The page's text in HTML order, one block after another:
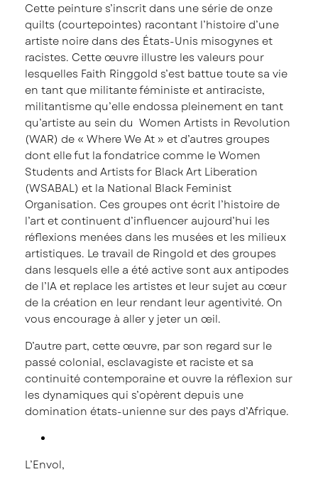
Cette peinture s’inscrit dans une série de onze
quilts (courtepointes) racontant l’histoire d’une
artiste noire dans des États-Unis misogynes et
racistes. Cette œuvre illustre les valeurs pour
lesquelles Faith Ringgold s’est battue toute sa vie
en tant que militante féministe et antiraciste,
militantisme qu’elle endossa pleinement en tant
qu’artiste au sein du Women Artists in Revolution
(WAR) de « Where We At » et d’autres groupes
dont elle fut la fondatrice comme le Women
Students and Artists for Black Art Liberation
(WSABAL) et la National Black Feminist
Organisation. Ces groupes ont écrit l’histoire de
l’art et continuent d’influencer aujourd’hui les
réflexions menées dans les musées et les milieux
artistiques. Le travail de Ringold et des groupes
dans lesquels elle a été active sont aux antipodes
de l’IA et replace les artistes et leur sujet au cœur
de la création en leur rendant leur agentivité. On
vous encourage à aller y jeter un œil.
D’autre part, cette œuvre, par son regard sur le
passé colonial, esclavagiste et raciste et sa
continuité contemporaine et ouvre la réflexion sur
les dynamiques qui s’opèrent depuis une
domination états-unienne sur des pays d’Afrique.
L’Envol,